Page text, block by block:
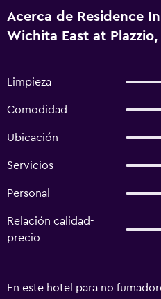
Acerca de Residence
Wichita East at
Limpieza
Comodidad
Ubicación
Servicios
Personal
Relación calidad-
precio
En este hotel para no